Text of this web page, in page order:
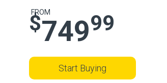
FROM
$74999
Start Buying